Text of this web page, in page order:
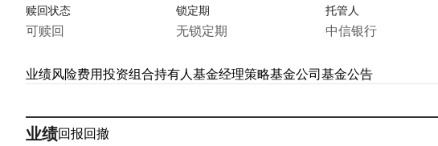
赎回状态
可赎回
锁定期
无锁定期
托管人
中信银行
业绩风险费用投资组合持有人基金经理策略基金公司基金公告
业绩回报回撤